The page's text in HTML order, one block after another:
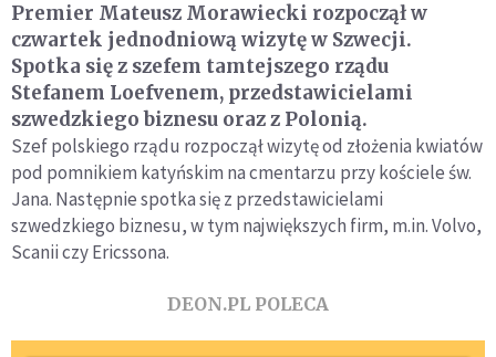
Premier Mateusz Morawiecki rozpoczął w
czwartek jednodniową wizytę w Szwecji.
Spotka się z szefem tamtejszego rządu
Stefanem Loefvenem, przedstawicielami
szwedzkiego biznesu oraz z Polonią.
Szef polskiego rządu rozpoczął wizytę od złożenia kwiatów
pod pomnikiem katyńskim na cmentarzu przy kościele św.
Jana. Następnie spotka się z przedstawicielami
szwedzkiego biznesu, w tym największych firm, m.in. Volvo,
Scanii czy Ericssona.
DEON.PL POLECA